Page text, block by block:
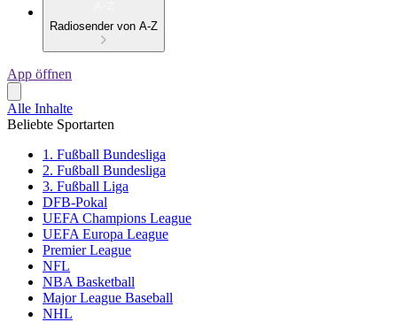
Radiosender von A-Z
App öffnen
Alle Inhalte
Beliebte Sportarten
1. Fußball Bundesliga
2. Fußball Bundesliga
3. Fußball Liga
DFB-Pokal
UEFA Champions League
UEFA Europa League
Premier League
NFL
NBA Basketball
Major League Baseball
NHL